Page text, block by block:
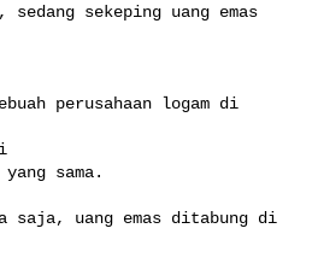
sekeping uang emas
perusahaan logam di
sama.
uang emas ditabung di